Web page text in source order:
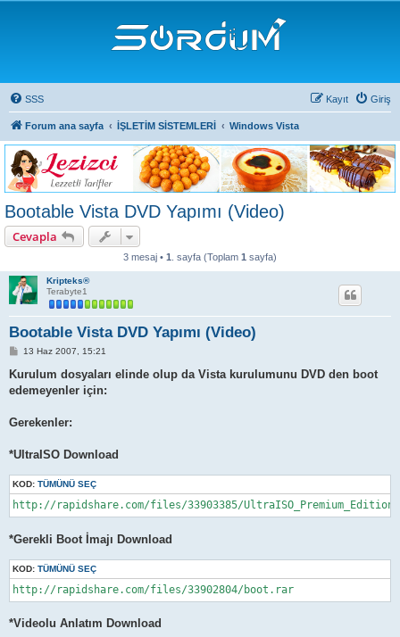
SSS Giriş
Kayıt
Forum ana sayfa İŞLETİM SİSTEMLERİ Windows Vista
Bootable Vista DVD Yapımı (Video)
Cevapla
3 mesaj • 1 . sayfa (Toplam 1 sayfa)
Kripteks®
Terabyte1
Bootable Vista DVD Yapımı (Video)
M
s
j
13 Haz 2007, 15:21
Kurulum dosyaları elinde olup da Vista kurulumunu DVD den boot
edemeyenler için:
Gerekenler:
*UltraISO Download
KOD: TÜMÜNÜ SEÇ
http://rapidshare.com/files/33903385/
*Gerekli Boot İmajı Download
KOD: TÜMÜNÜ SEÇ
http://rapidshare.com/files/33902804/boot.rar
*Videolu Anlatım Download